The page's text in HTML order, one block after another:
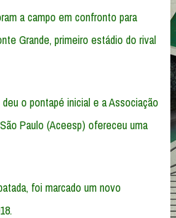
a campo em confronto para
Grande, primeiro estádio do rival
o pontapé inicial e a Associação
Paulo (Aceesp) ofereceu uma
foi marcado um novo